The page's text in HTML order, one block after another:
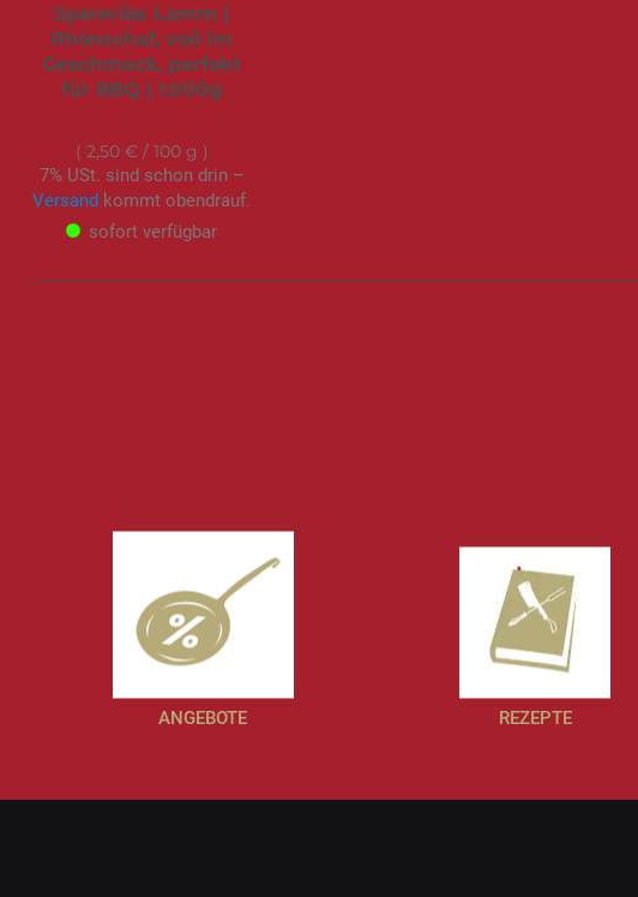
Spareribs Lamm |
Rhönschaf, voll im
Geschmack, perfekt
für BBQ | 1.000g
2,50 €/ 100 g
7% USt. sind schon drin –
Versand kommt obendrauf.
sofort verfügbar
ANGEBOTE REZEPTE